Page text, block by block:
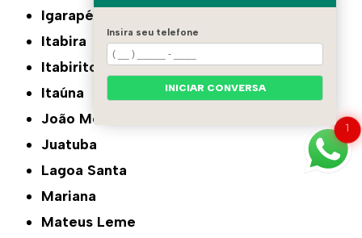
Igarapé
Itabira
Itabirito
Itaúna
João Monlevade
Juatuba
Lagoa Santa
Mariana
Mateus Leme
1
Insira seu telefone
INICIAR CONVERSA